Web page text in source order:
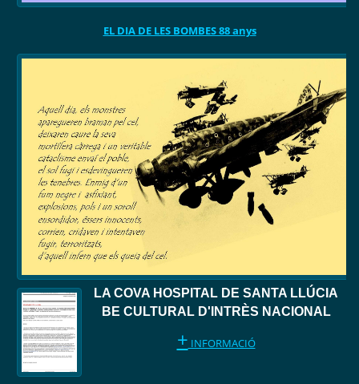
EL DIA DE LES BOMBES 88 anys
LA COVA HOSPITAL DE SANTA LLÚCIA
BE CULTURAL D'INTRÈS NACIONAL
+ INFORMACIÓ